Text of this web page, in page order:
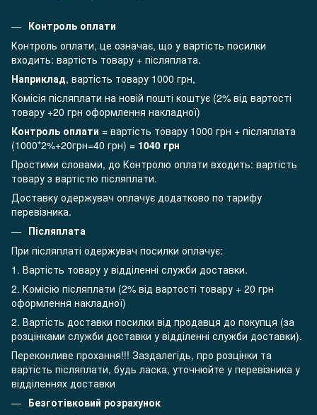
Контроль оплати
Контроль оплати, це означає, що у вартість посилки
входить: вартість товару + післяплата.
Наприклад, вартість товару 1000 грн,
Комісія післяплати на новій пошті коштує (2% від вартості
товару +20 грн оформлення накладної)
Контроль оплати = вартість товару 1000 грн + післяплата
(1000*2%+20грн=40 грн) = 1040 грн
Простими словами, до Контролю оплати входить: вартість
товару з вартістю післяплати.
Доставку одержувач оплачує додатково по тарифу
перевізника.
Післяплата
При післяплаті одержувач посилки оплачує:
1. Вартість товару у відділенні служби доставки.
2. Комісію післяплати (2% від вартості товару + 20 грн
оформлення накладної)
2. Вартість доставки посилки від продавця до покупця (за
розцінками служби доставки у відділенні служби доставки).
Переконливе прохання!!! Заздалегідь, про розцінки та
вартість післяплати, будь ласка, уточнюйте у перевізника у
відділеннях доставки
Безготівковий розрахунок